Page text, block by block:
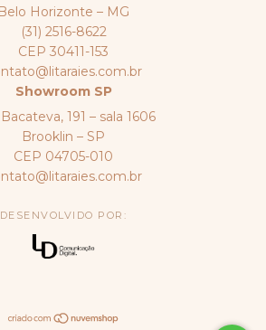
Belo Horizonte – MG
(31) 2516-8622
CEP 30411-153
Showroom SP
191 – sala 1606
Brooklin – SP
CEP 04705-010
DESENVOLVIDO POR: